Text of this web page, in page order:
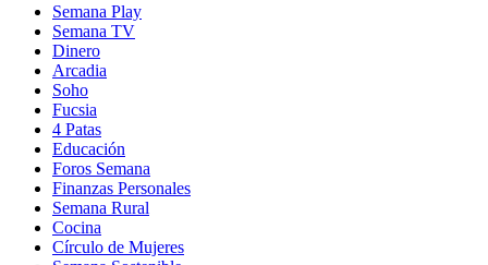
Semana Play
Semana TV
Dinero
Arcadia
Soho
in
new
window
Fucsia
in
new
window
4 Patas
Educación
Foros Semana
Finanzas Personales
Semana Rural
Cocina
Círculo de Mujeres